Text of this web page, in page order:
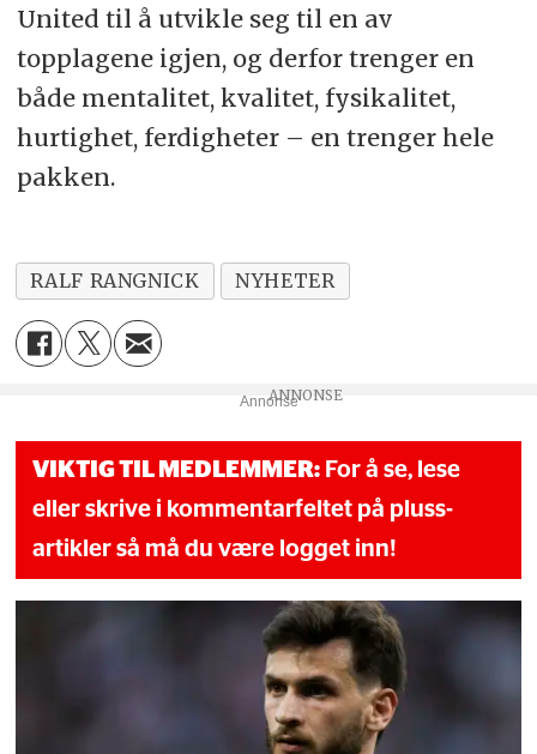
United til å utvikle seg til en av
topplagene igjen, og derfor trenger en
både mentalitet, kvalitet, fysikalitet,
hurtighet, ferdigheter – en trenger hele
pakken.
RALF RANGNICK NYHETER
Annonse
VIKTIG TIL MEDLEMMER: For å se, lese
eller skrive i kommentarfeltet på pluss-
artikler så må du være logget inn!